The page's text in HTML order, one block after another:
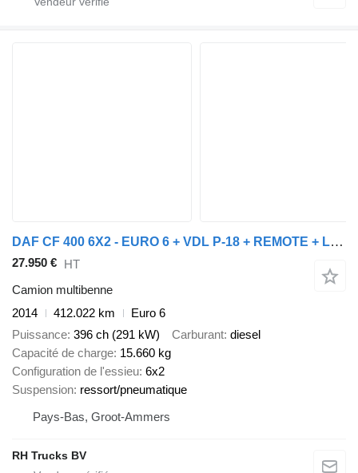
DAF CF 400 6X2 - EURO 6 + VDL P-18 + REMOTE + LIFT AXLE
27.950 € HT
Camion multibenne
2014
412.022 km
Euro 6
Puissance 396 ch (291 kW) Carburant diesel
Capacité de charge 15.660 kg
Configuration de l'essieu 6x2
Suspension ressort/pneumatique
Pays-Bas, Groot-Ammers
RH Trucks BV